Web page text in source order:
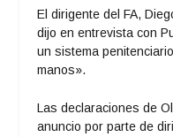
El dirigente del FA,
dijo en entrevista con
un sistema
manos».
Las declaraciones de
anuncio por parte de